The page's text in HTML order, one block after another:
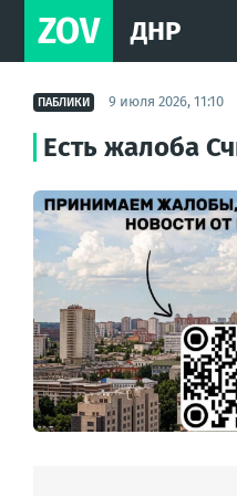
ZOV ДНР
ПАБЛИКИ 9 июля 2026, 11:10
Есть жалоба